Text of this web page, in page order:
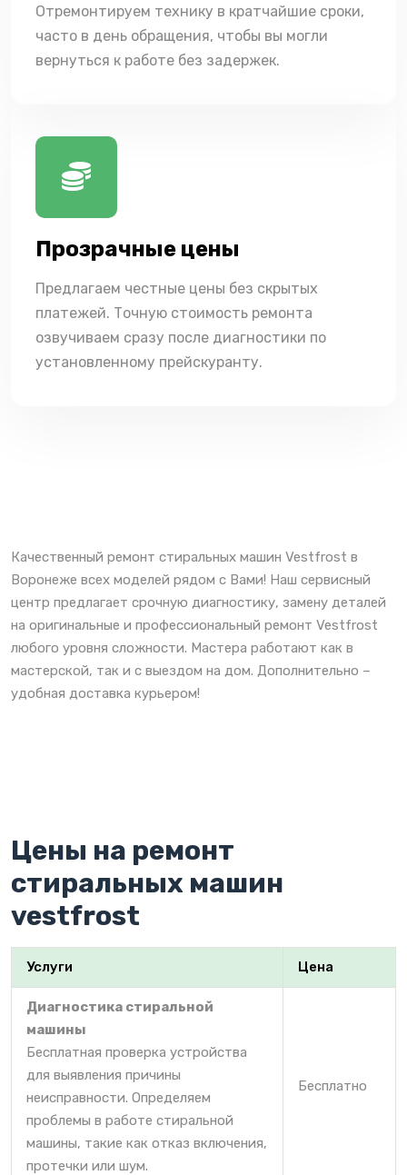
Отремонтируем технику в кратчайшие сроки,
часто в день обращения, чтобы вы могли
вернуться к работе без задержек.
Прозрачные цены
Предлагаем честные цены без скрытых
платежей. Точную стоимость ремонта
озвучиваем сразу после диагностики по
установленному прейскуранту.
Качественный ремонт стиральных машин Vestfrost в
Воронеже всех моделей рядом с Вами! Наш сервисный
центр предлагает срочную диагностику, замену деталей
на оригинальные и профессиональный ремонт Vestfrost
любого уровня сложности. Мастера работают как в
мастерской, так и с выездом на дом. Дополнительно –
удобная доставка курьером!
Цены на ремонт
стиральных машин
vestfrost
Услуги Цена
Диагностика стиральной
машины
Бесплатная проверка устройства
для выявления причины
неисправности. Определяем
проблемы в работе стиральной
машины, такие как отказ включения,
протечки или шум.
Бесплатно